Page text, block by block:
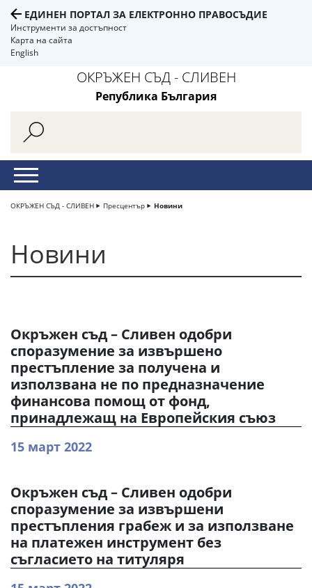
ЕДИНЕН ПОРТАЛ ЗА ЕЛЕКТРОННО ПРАВОСЪДИЕ
Инструменти за достъпност
Карта на сайта
English
ОКРЪЖЕН СЪД - СЛИВЕН
Република България
ОКРЪЖЕН СЪД - СЛИВЕН Пресцентър Новини
Новини
Окръжен съд – Сливен одобри
споразумение за извършено
престъпление за получена и
използвана не по предназначение
финансова помощ от фонд,
принадлежащ на Европейския съюз
15 март 2022
Окръжен съд – Сливен одобри
споразумение за извършени
престъпления грабеж и за използване
на платежен инструмент без
съгласието на титуляря